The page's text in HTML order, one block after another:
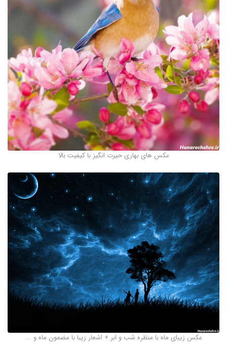
عکس های بهاری حیرت انگیز با کیفیت بالا
عکس زیبای ماه با منظره شب و ابر + اشعار زیبا با مضمون ماه و ...